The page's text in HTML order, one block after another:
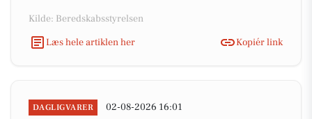
Kilde: Beredskabsstyrelsen
Læs hele artiklen her
Kopiér link
DAGLIGVARER 02-08-2026 16:01